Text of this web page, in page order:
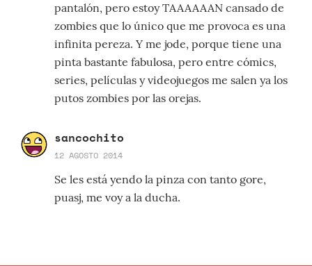
pantalón, pero estoy TAAAAAAN cansado de
zombies que lo único que me provoca es una
infinita pereza. Y me jode, porque tiene una
pinta bastante fabulosa, pero entre cómics,
series, películas y videojuegos me salen ya los
putos zombies por las orejas.
sancochito
12 AGOSTO 2014
Se les está yendo la pinza con tanto gore,
puasj, me voy a la ducha.